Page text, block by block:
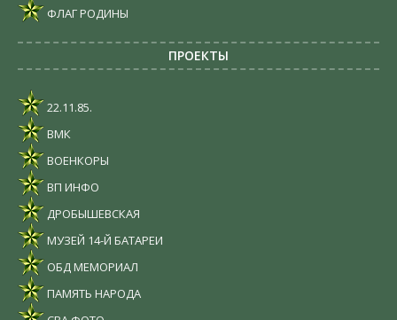
ФЛАГ РОДИНЫ
ПРОЕКТЫ
22.11.85.
ВМК
ВОЕНКОРЫ
ВП ИНФО
ДРОБЫШЕВСКАЯ
МУЗЕЙ 14-Й БАТАРЕИ
ОБД МЕМОРИАЛ
ПАМЯТЬ НАРОДА